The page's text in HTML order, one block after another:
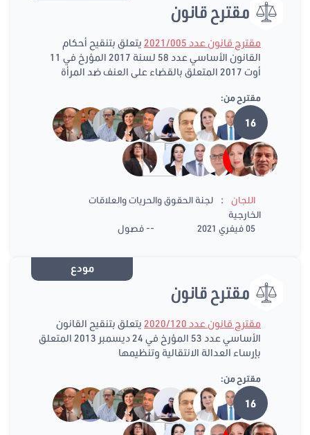
مقترح قانون
مقترح قانون عدد 2021/005
يتعلق بتنقيح أحكام
القانون الأساسي عدد 58 لسنة 2017 المؤرخ في 11
أوت 2017 المتعلق بالقضاء على العنف ضد المرأة
مقترح من:
16
اللجان :
لجنة الحقوق والحريات والعلاقات
الخارجية
05 فيفري 2021
-- فصول
مودع
مقترح قانون
مقترح قانون عدد 2020/120
يتعلق بتنقيح القانون
الأساسي عدد 53 المؤرخ في 24 ديسمبر 2013 المتعلق
بإرساء العدالة الانتقالية وتنظيمها
مقترح من:
16